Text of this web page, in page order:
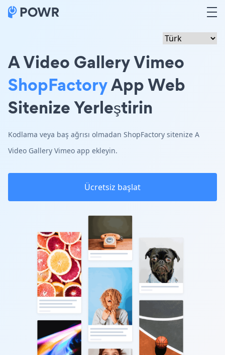
A Video Gallery Vimeo
ShopFactoryApp Web
Sitenize Yerleştirin
Kodlama veya baş ağrısı olmadan ShopFactory sitenize A
Video Gallery Vimeo app ekleyin.
Ücretsiz başlat